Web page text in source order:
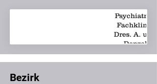
Psychiatrie -
Fachklinik
Dres. A. u. L.
Denzel
Bezirk